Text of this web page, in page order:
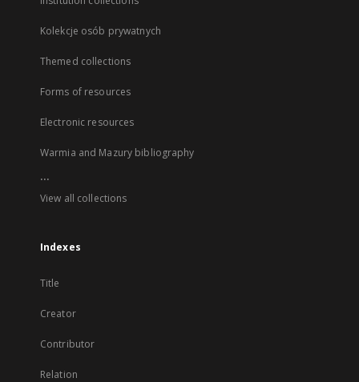
Kolekcje osób prywatnych
Themed collections
Forms of resources
Electronic resources
Warmia and Mazury bibliography
...
View all collections
Indexes
Title
Creator
Contributor
Relation